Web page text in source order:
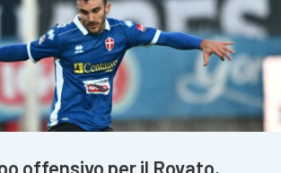
offensivo per il Rovato,